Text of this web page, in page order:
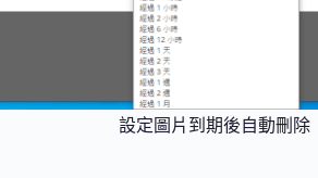
設定圖片到期後自動刪除